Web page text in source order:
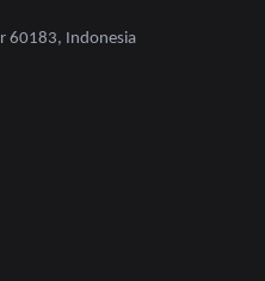
60183, Indonesia